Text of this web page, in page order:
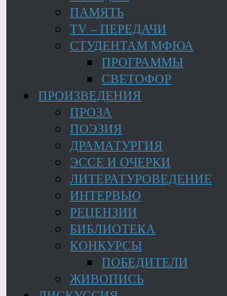
ПАМЯТЬ
TV – ПЕРЕДАЧИ
СТУДЕНТАМ МФЮА
ПРОГРАММЫ
СВЕТОФОР
ПРОИЗВЕДЕНИЯ
ПРОЗА
ПОЭЗИЯ
ДРАМАТУРГИЯ
ЭССЕ И ОЧЕРКИ
ЛИТЕРАТУРОВЕДЕНИЕ
ИНТЕРВЬЮ
РЕЦЕНЗИИ
БИБЛИОТЕКА
КОНКУРСЫ
ПОБЕДИТЕЛИ
ЖИВОПИСЬ